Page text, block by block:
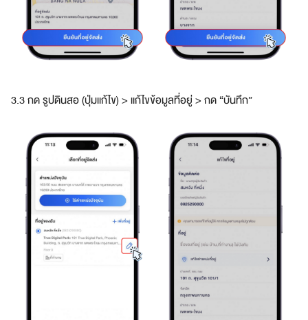
3.3 กด รูปดินสอ (ปุ่มแก้ไข) > แก้ไขข้อมูลที่อยู่ > กด “บันทึก”